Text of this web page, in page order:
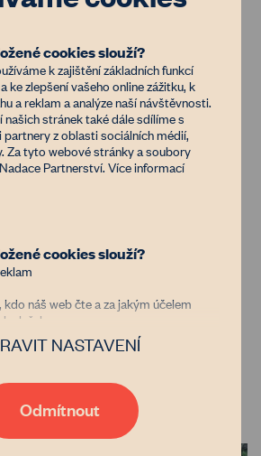
roste a krajina se tak stává
velkých savců jsou
silniční síť, železnice, největší
oplocené areály, sídla a
propojování vzdálených
je navíc potřebné i kvůli
klimatu, která s sebou přináší
pro výskyt mnoha druhů
možnost samovolných
oblastí. Jsou to právě
velkých šelem, které pod
mnoha dalších menších
prostorových potřeb vlků by tak
přizpůsobovat se
cookies slouží?
k zajištění základních funkcí
ke zlepšení vašeho online zážitku, k
a reklam a analýze naší návštěvnosti.
našich stránek také dále sdílíme s
z oblasti sociálních médií,
Za tyto webové stránky a soubory
Partnerství. Více informací
cookies slouží?
náš web čte a za jakým účelem
služeb
znehodnocování půdy v Česku.
dáte možnost uchovávat data o vaší
bude naše poradenství, databáze
nebo například generátor
NASTAVENÍ
Odmítnout